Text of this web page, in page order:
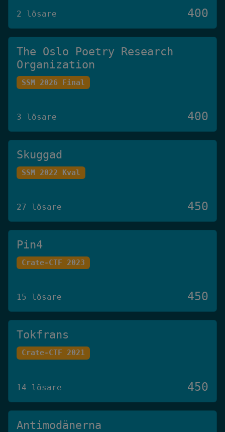
2 lösare 400
The Oslo Poetry Research
Organization
SSM 2026 Final
3 lösare 400
Skuggad
SSM 2022 Kval
27 lösare 450
Pin4
Crate-CTF 2023
15 lösare 450
Tokfrans
Crate-CTF 2021
14 lösare 450
Antimodänerna